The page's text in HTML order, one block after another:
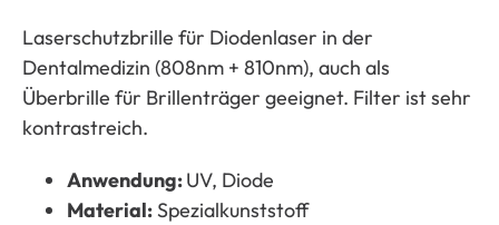
Laserschutzbrille für Diodenlaser in der
Dentalmedizin (808nm + 810nm), auch als
Überbrille für Brillenträger geeignet. Filter ist sehr
kontrastreich.
Anwendung:UV, Diode
Material:Spezialkunststoff